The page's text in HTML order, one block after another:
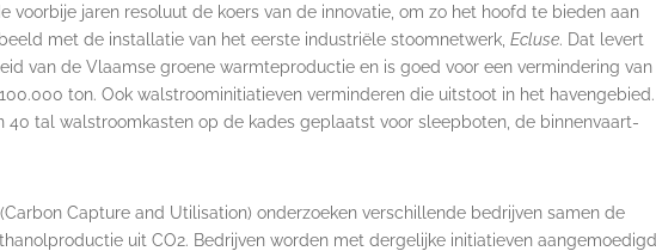
voorbije jaren resoluut de koers van de innovatie, om zo het hoofd te bieden aan
met de installatie van het eerste industriële stoomnetwerk, Ecluse. Dat levert
van de Vlaamse groene warmteproductie en is goed voor een vermindering van
ton. Ook walstroominitiatieven verminderen die uitstoot in het havengebied.
40 tal walstroomkasten op de kades geplaatst voor sleepboten, de binnenvaart-
Capture and Utilisation) onderzoeken verschillende bedrijven samen de
uit CO2. Bedrijven worden met dergelijke initiatieven aangemoedigd